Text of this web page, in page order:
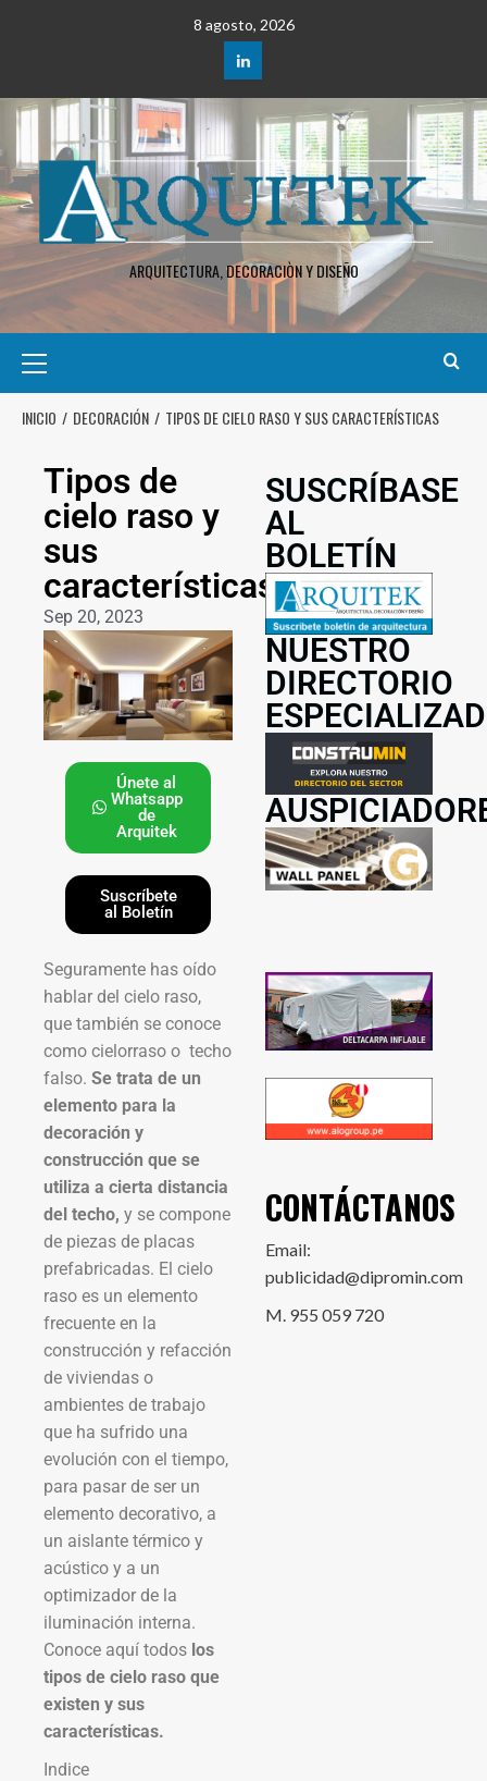
8 agosto, 2026
ARQUITECTURA, DECORACIÒN Y DISEÑO
INICIO DECORACIÓN TIPOS DE CIELO RASO Y SUS CARACTERÍSTICAS
Tipos de
cielo raso y
sus
características
Sep 20, 2023
Únete al
Whatsapp
de
Arquitek
Suscríbete
al Boletín
Seguramente has oído
hablar del cielo raso,
que también se conoce
como cielorraso o techo
falso. Se trata de un
elemento para la
decoración y
construcción que se
utiliza a cierta distancia
del techo, y se compone
de piezas de placas
prefabricadas. El cielo
raso es un elemento
frecuente en la
construcción y refacción
de viviendas o
ambientes de trabajo
que ha sufrido una
evolución con el tiempo,
para pasar de ser un
elemento decorativo, a
un aislante térmico y
acústico y a un
optimizador de la
iluminación interna.
Conoce aquí todos los
tipos de cielo raso que
existen y sus
características.
Indice
SUSCRÍBASE
AL
BOLETÍN
NUESTRO
DIRECTORIO
CONTÁCTANOS
Email:
publicidad@dipromin.com
M. 955 059 720